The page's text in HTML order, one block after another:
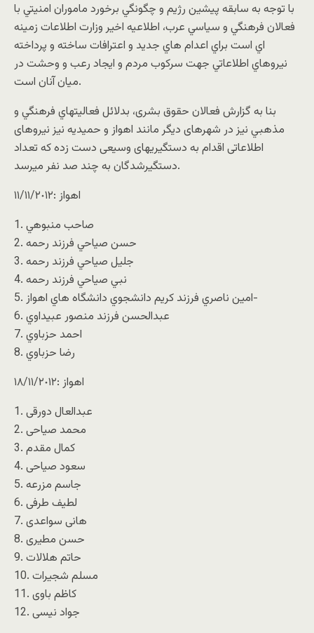
با توجه به سابقه پيشين رژيم و چگونگي برخورد ماموران امنيتي با
فعالان فرهنگي و سياسي عرب، اطلاعيه اخير وزارت اطلاعات زمينه
اي است براي اعدام هاي جديد و اعترافات ساخته و پرداخته
نيروهاي اطلاعاتي جهت سركوب مردم و ايجاد رعب و وحشت در
ميان آنان است.
بنا به گزارش فعالان حقوق بشری، بدلائل فعاليتهاي فرهنگي و
مذهبي نيز در شهرهای دیگر مانند اهواز و حميديه نيز نيروهای
اطلاعاتی اقدام به دستگيريهای وسيعی دست زده كه تعداد
دستگيرشدگان به چند صد نفر ميرسد.
اهواز :١١/١١/٢٠١٢
1. صاحب منبوهي
2. حسن صياحي فرزند رحمه
3. جليل صياحي فرزند رحمه
4. نبي صياحي فرزند رحمه
5. امين ناصري فرزند كريم دانشجوي دانشگاه هاي اهواز-
6. عبدالحسن فرزند منصور عبيداوي
7. احمد حزباوي
8. رضا حزباوي
اهواز :١٨/١١/٢٠١٢
1. عبدالعال دورقی
2. محمد صیاحی
3. کمال مقدم
4. سعود صیاحی
5. جاسم مزرعه
6. لطیف طرفی
7. هانی سواعدی
8. حسن مطیری
9. حاتم هلالات
10. مسلم شجیرات
11. کاظم باوی
12. جواد نیسی